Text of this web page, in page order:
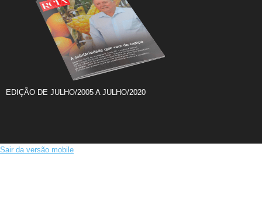
EDIÇÃO DE JULHO/2005 A JULHO/2020
Sair da versão mobile